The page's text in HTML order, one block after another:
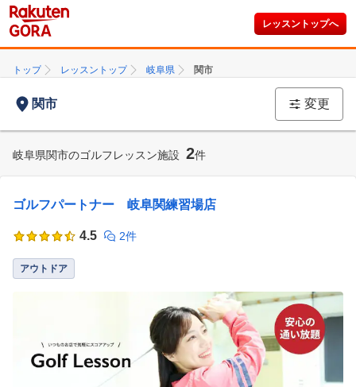
レッスントップへ
トップ レッスントップ 岐阜県 関市
関市 変更
岐阜県関市のゴルフレッスン施設 2件
ゴルフパートナー 岐阜関練習場店
4.5 2件
アウトドア